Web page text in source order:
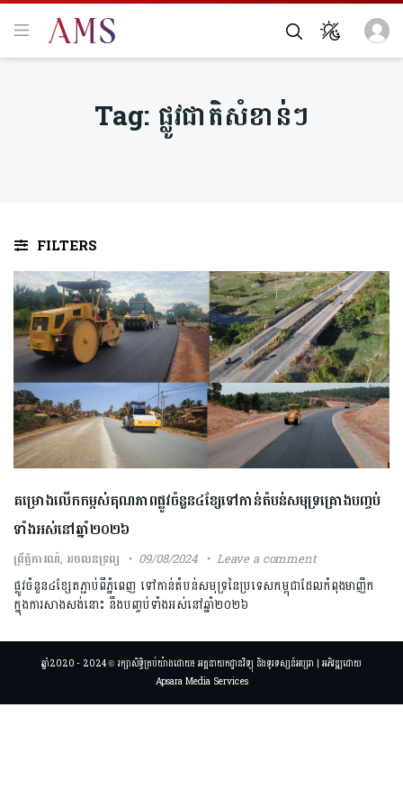
Tag: ផ្លូវ​ជាតិសំខាន់ៗ
FILTERS
គម្រោង​លើ​កកម្ពស់​គុណភាព​ផ្លូវ​ចំនួន៤ខ្សែទៅកាន់តំបន់​សមុទ្រ​​គ្រោងបញ្ចប់​
ទាំង​អស់​នៅឆ្នាំ២០២៦​
ព្រឹត្តិការណ៍, អចលនទ្រព្យ 09/08/2024 Leave a comment
ផ្លូវ​ចំនួន​៤ខ្សែ​តភ្ជាប់ពីភ្នំពេញ ទៅកាន់​តំបន់​សមុទ្រ​នៃប្រទេស​កម្ពុជាដែល​កំពុង​មាញឹក​
ក្នុងការសាងសង់​នោះ នឹង​បញ្ចប់ទាំងអស់​នៅឆ្នាំ២០២៦
ឆ្នាំ2020 - 2024 © រក្សាសិទ្ធិគ្រប់យ៉ាងដោយ៖ អគ្គនាយកដ្ឋានវិទ្យុ និងទូរទស្សន៍អប្សរា | អភិវឌ្ឍដោយ
Apsara Media Services